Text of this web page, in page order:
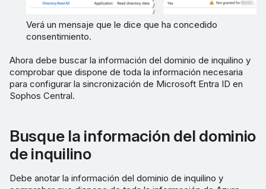
Verá un mensaje que le dice que ha concedido
consentimiento.
Ahora debe buscar la información del dominio de inquilino y
comprobar que dispone de toda la información necesaria
para configurar la sincronización de Microsoft Entra ID en
Sophos Central.
Busque la información del dominio
de inquilino
Debe anotar la información del dominio de inquilino y